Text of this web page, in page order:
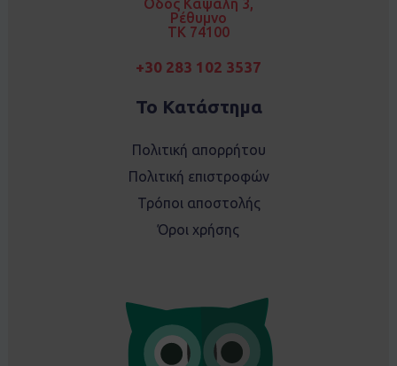
m
Οδός Καψάλη 3,
Ρέθυμνο
TK 74100
+30 283 102 3537
Το Κατάστημα
Πολιτική απορρήτου
Πολιτική επιστροφών
Τρόποι αποστολής
Όροι χρήσης